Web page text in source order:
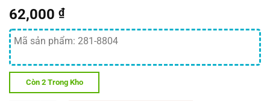
62,000 ₫
Mã sản phẩm: 281-8804
Còn 2 Trong Kho